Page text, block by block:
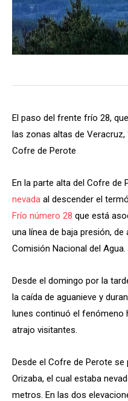
El paso del frente frío 28,
las zonas altas de Veracruz,
Cofre de Perote
En la parte alta del Cofre de
nevada al descender el
Frío número 28 que está
una línea de baja presión,
Comisión Nacional del Agua.
Desde el domingo por la
la caída de aguanieve y
lunes continuó el fenómeno
atrajo visitantes.
Desde el Cofre de Perote
Orizaba, el cual estaba
metros. En las dos